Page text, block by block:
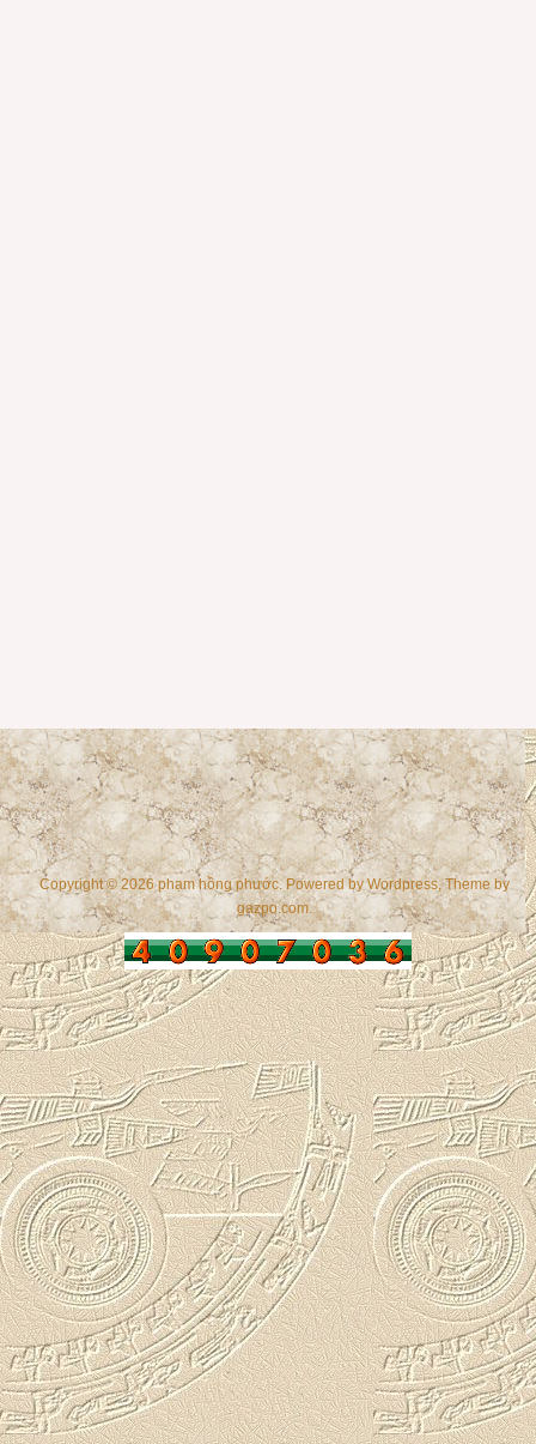
Copyright © 2026 phạm hồng phước. Powered byWordpress, Theme by
gazpo.com.